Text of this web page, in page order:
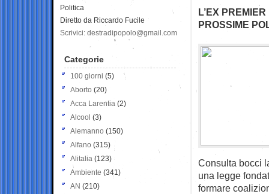
L’EX
PROSSIME
Consulta bocci
una legge
formare
Politica
Diretto da Riccardo Fucile
Scrivici: destradipopolo@gmail.com
Categorie
100 giorni (5)
Aborto (20)
Acca Larentia (2)
Alcool (3)
Alemanno (150)
Alfano (315)
Alitalia (123)
Ambiente (341)
AN (210)